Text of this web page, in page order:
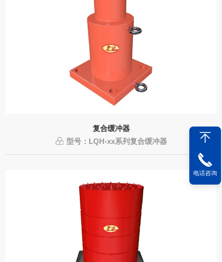
复合缓冲器
型号：LQH-xx系列复合缓冲器
电话咨询